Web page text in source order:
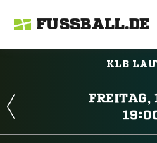
FUSSBALL.DE
KLB
